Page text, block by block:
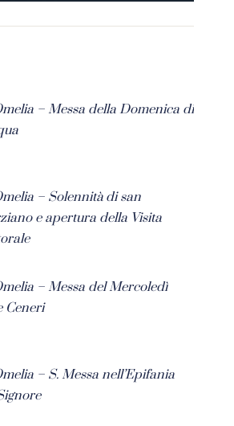
– Messa della Domenica di
– Solennità di san
e apertura della Visita
– Messa del Mercoledì
Ceneri
– S. Messa nell’Epifania